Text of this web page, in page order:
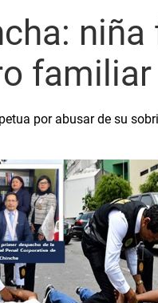
por abusar de su